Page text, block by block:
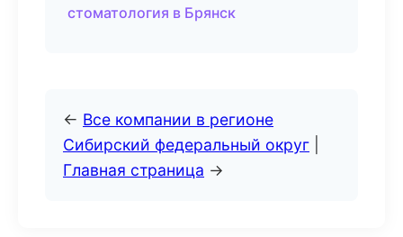
стоматология в Брянск
← Все компании в регионе
Сибирский федеральный округ
Главная страница →